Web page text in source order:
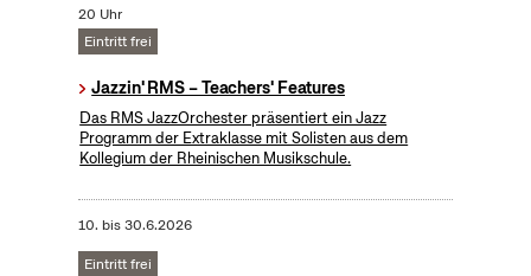
20 Uhr
Eintritt frei
Jazzin' RMS – Teachers' Features
Das RMS JazzOrchester präsentiert ein Jazz
Programm der Extraklasse mit Solisten aus dem
Kollegium der Rheinischen Musikschule.
10. bis30.6.2026
Eintritt frei